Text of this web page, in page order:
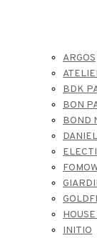
ARGOS
BDK
BON
BOND
INITIO